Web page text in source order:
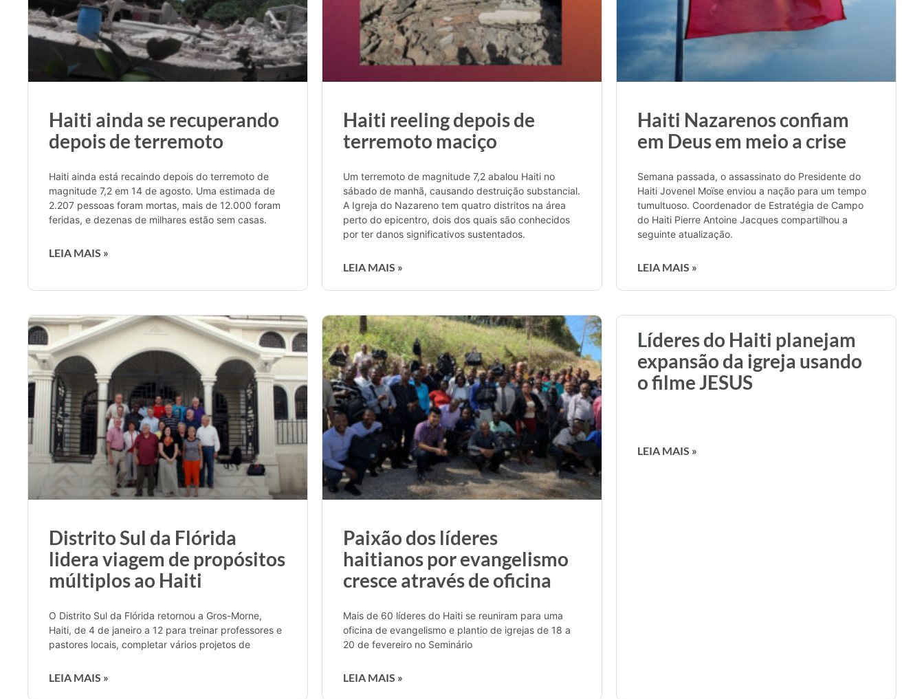
Haiti ainda se recuperando
depois de terremoto
Haiti ainda está recaindo depois do terremoto de
magnitude 7,2 em 14 de agosto. Uma estimada de
2.207 pessoas foram mortas, mais de 12.000 foram
feridas, e dezenas de milhares estão sem casas.
LEIA MAIS »
Haiti reeling depois de
terremoto maciço
Um terremoto de magnitude 7,2 abalou Haiti no
sábado de manhã, causando destruição substancial.
A Igreja do Nazareno tem quatro distritos na área
perto do epicentro, dois dos quais são conhecidos
por ter danos significativos sustentados.
LEIA MAIS »
Haiti Nazarenos confiam
em Deus em meio a crise
Semana passada, o assassinato do Presidente do
Haiti Jovenel Moïse enviou a nação para um tempo
tumultuoso. Coordenador de Estratégia de Campo
do Haiti Pierre Antoine Jacques compartilhou a
seguinte atualização.
LEIA MAIS »
Distrito Sul da Flórida
lidera viagem de propósitos
múltiplos ao Haiti
O Distrito Sul da Flórida retornou a Gros-Morne,
Haiti, de 4 de janeiro a 12 para treinar professores e
pastores locais, completar vários projetos de
LEIA MAIS »
Paixão dos líderes
haitianos por evangelismo
cresce através de oficina
Mais de 60 líderes do Haiti se reuniram para uma
oficina de evangelismo e plantio de igrejas de 18 a
20 de fevereiro no Seminário
LEIA MAIS »
Líderes do Haiti planejam
expansão da igreja usando
o filme JESUS
LEIA MAIS »